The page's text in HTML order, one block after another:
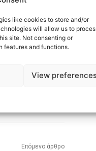
like cookies to store and/or
will allow us to
site. Not consenting or
features and functions.
View
Επόμενο άρθρο